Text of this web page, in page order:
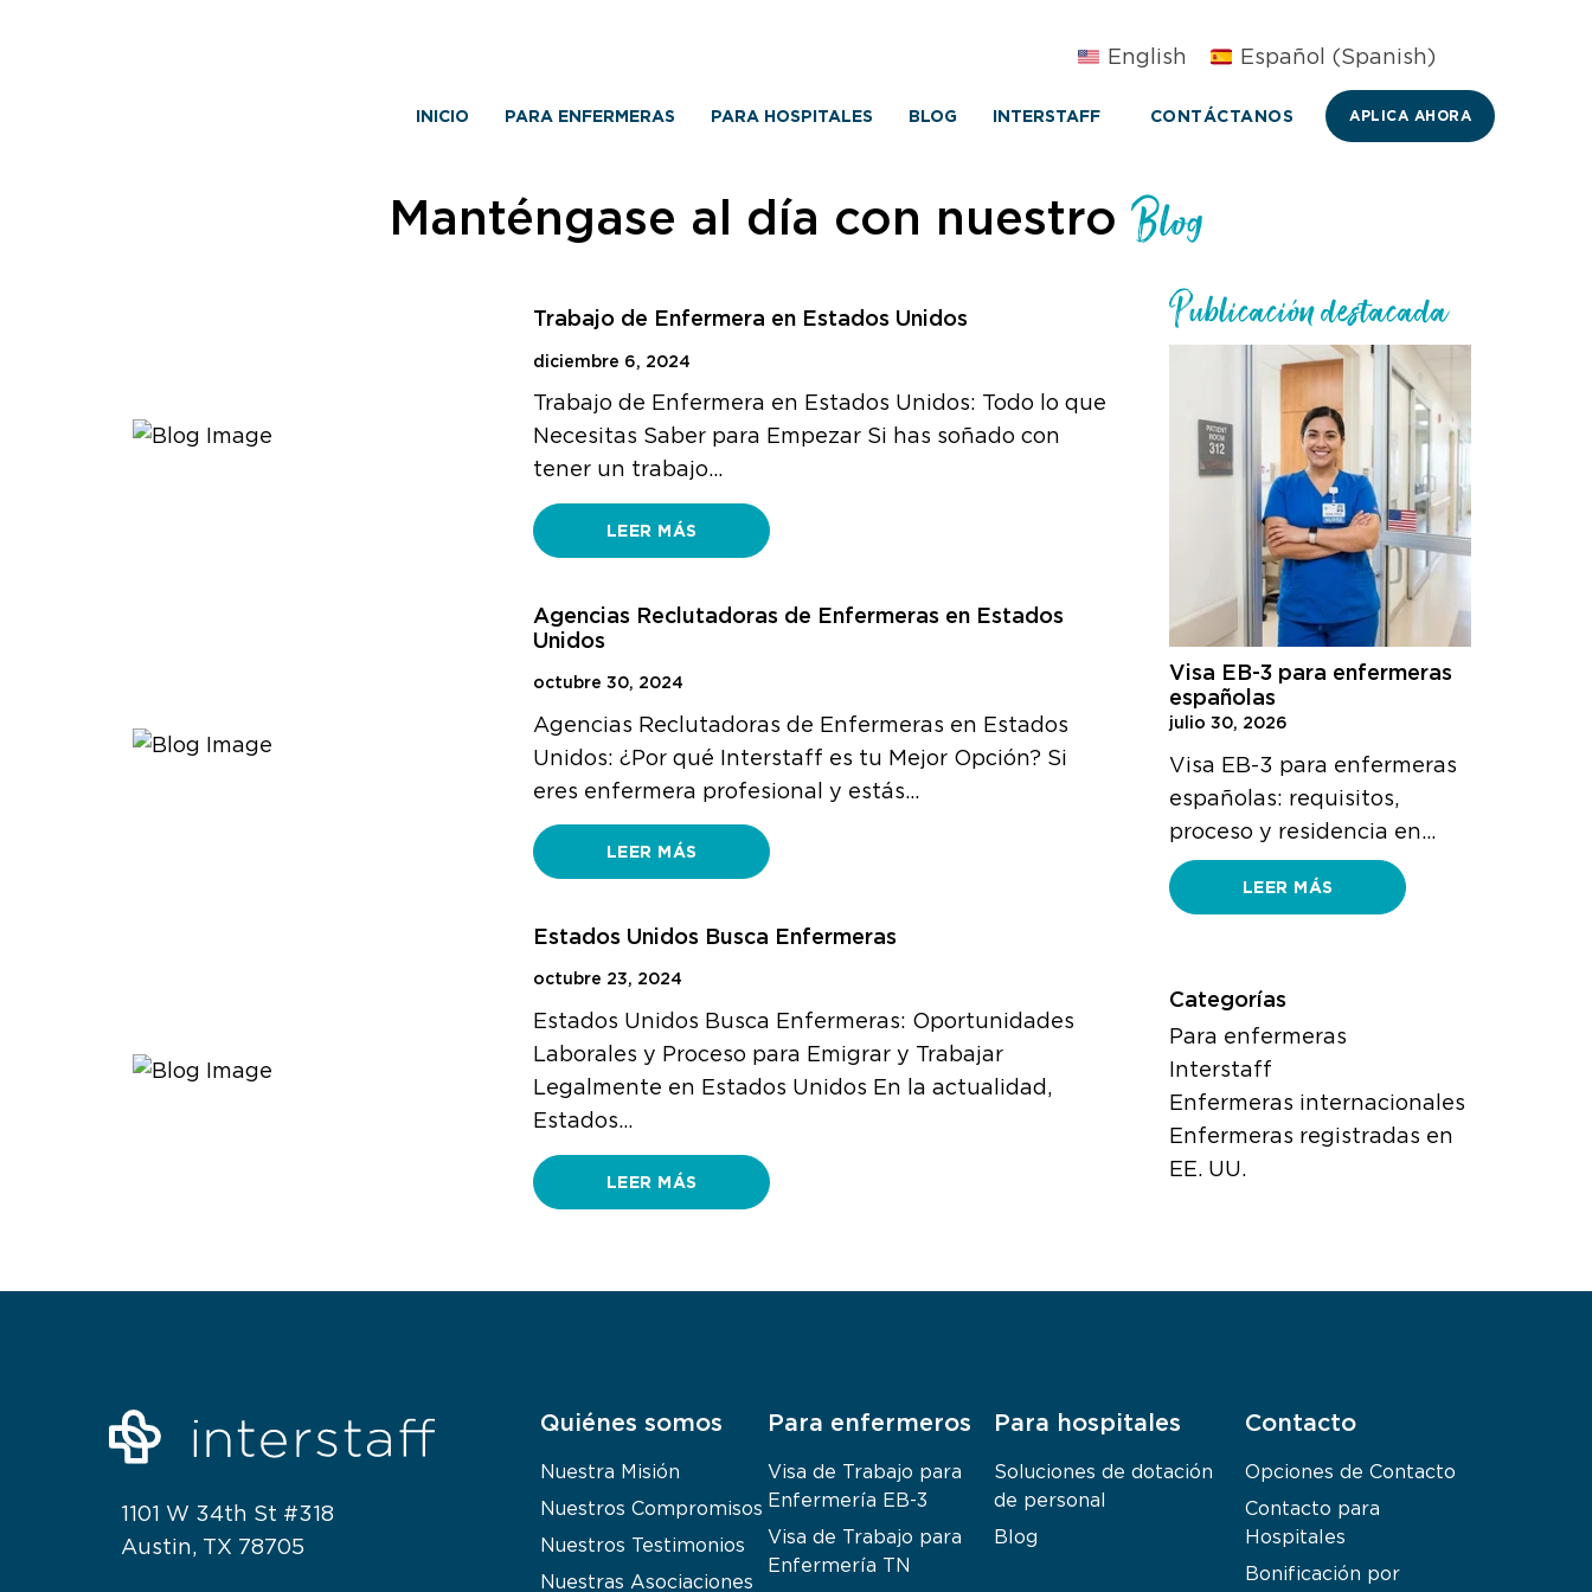
English Español (Spanish)
INICIO PARA ENFERMERAS PARA HOSPITALES BLOG INTERSTAFF CONTÁCTANOS APLICA AHORA
Manténgase al día con nuestro Blog
Trabajo de Enfermera en Estados Unidos
diciembre 6, 2024
Trabajo de Enfermera en Estados Unidos: Todo lo que
Necesitas Saber para Empezar Si has soñado con
tener un trabajo…
LEER MÁS
Agencias Reclutadoras de Enfermeras en Estados
Unidos
octubre 30, 2024
Agencias Reclutadoras de Enfermeras en Estados
Unidos: ¿Por qué Interstaff es tu Mejor Opción? Si
eres enfermera profesional y estás…
LEER MÁS
Estados Unidos Busca Enfermeras
octubre 23, 2024
Estados Unidos Busca Enfermeras: Oportunidades
Laborales y Proceso para Emigrar y Trabajar
Legalmente en Estados Unidos En la actualidad,
Estados…
LEER MÁS
Publicación destacada
Visa EB-3 para enfermeras
españolas
julio 30, 2026
Visa EB-3 para enfermeras
españolas: requisitos,
proceso y residencia en…
LEER MÁS
Categorías
Para enfermeras
Interstaff
Enfermeras internacionales
Enfermeras registradas en
EE. UU.
1101 W 34th St #318
Austin, TX 78705
Quiénes somos
Nuestra Misión
Nuestros Compromisos
Nuestros Testimonios
Nuestras Asociaciones
Para enfermeros
Visa de Trabajo para
Enfermería EB-3
Visa de Trabajo para
Enfermería TN
Para hospitales
Soluciones de dotación
de personal
Blog
Contacto
Opciones de Contacto
Contacto para
Hospitales
Bonificación por